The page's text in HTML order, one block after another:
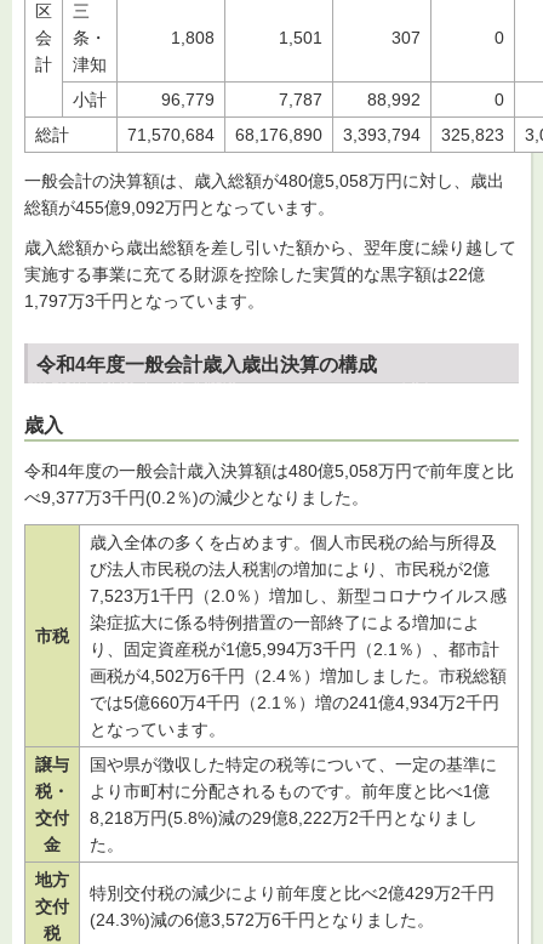
区
会
計
三
条・
津知
1,808 1,501 307 0
小計 96,779 7,787 88,992
0
総計
71,570,684 68,176,890 3,393,794 325,823
一般会計の決算額は、歳入総額が480億5,058万円に対し、歳出
総額が455億9,092万円となっています。
歳入総額から歳出総額を差し引いた額から、翌年度に繰り越して
実施する事業に充てる財源を控除した実質的な黒字額は22億
1,797万3千円となっています。
令和4年度一般会計歳入歳出決算の構成
歳入
令和4年度の一般会計歳入決算額は480億5,058万円で前年度と比
べ9,377万3千円(0.2％)の減少となりました。
市税
歳入全体の多くを占めます。個人市民税の給与所得及
び法人市民税の法人税割の増加により、市民税が2億
7,523万1千円（2.0％）増加し、新型コロナウイルス感
染症拡大に係る特例措置の一部終了による増加によ
り、固定資産税が1億5,994万3千円（2.1％）、都市計
画税が4,502万6千円（2.4％）増加しました。市税総額
では5億660万4千円（2.1％）増の241億4,934万2千円
となっています。
譲与
税・
交付
金
国や県が徴収した特定の税等について、一定の基準に
より市町村に分配されるものです。前年度と比べ1億
8,218万円(5.8%)減の29億8,222万2千円となりまし
た。
地方
交付
税
特別交付税の減少により前年度と比べ2億429万2千円
(24.3%)減の6億3,572万6千円となりました。